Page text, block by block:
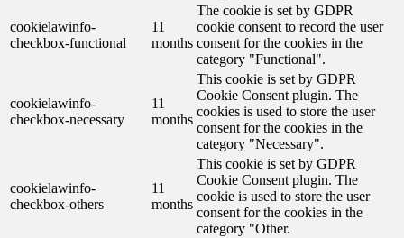
cookielawinfo-
checkbox-functional
11
months
The cookie is set by GDPR
cookie consent to record the user
consent for the cookies in the
category "Functional".
cookielawinfo-
checkbox-necessary
11
months
This cookie is set by GDPR
Cookie Consent plugin. The
cookies is used to store the user
consent for the cookies in the
category "Necessary".
cookielawinfo-
checkbox-others
11
months
This cookie is set by GDPR
Cookie Consent plugin. The
cookie is used to store the user
consent for the cookies in the
category "Other.